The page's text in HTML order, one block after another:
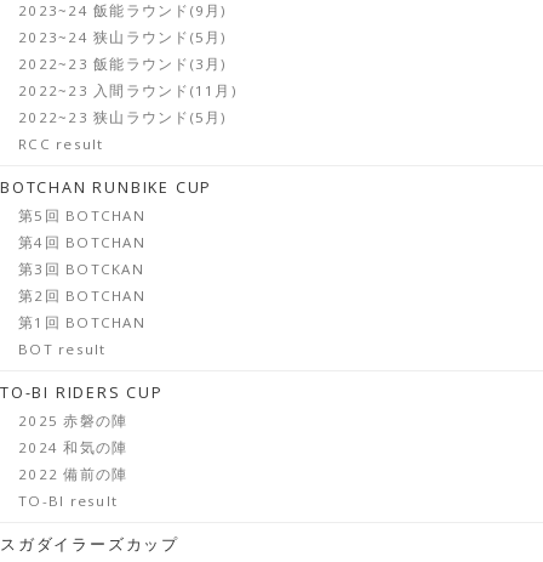
2023~24 飯能ラウンド(9月)
2023~24 狭山ラウンド(5月)
2022~23 飯能ラウンド(3月)
2022~23 入間ラウンド(11月)
2022~23 狭山ラウンド(5月)
RCC result
BOTCHAN RUNBIKE CUP
第5回 BOTCHAN
第4回 BOTCHAN
第3回 BOTCKAN
第2回 BOTCHAN
第1回 BOTCHAN
BOT result
TO-BI RIDERS CUP
2025 赤磐の陣
2024 和気の陣
2022 備前の陣
TO-BI result
スガダイラーズカップ